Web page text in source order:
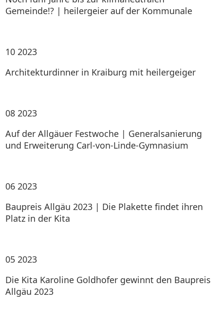
Gemeinde!? | heilergeier auf der Kommunale
10 2023
Architekturdinner in Kraiburg mit heilergeiger
08 2023
Auf der Allgäuer Festwoche | Generalsanierung
und Erweiterung Carl-von-Linde-Gymnasium
06 2023
Baupreis Allgäu 2023 | Die Plakette findet ihren
Platz in der Kita
05 2023
Die Kita Karoline Goldhofer gewinnt den Baupreis
Allgäu 2023